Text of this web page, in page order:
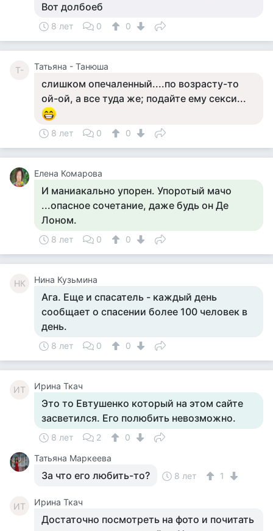
Вот долбоеб
8 лет 0 0
Т- Татьяна - Танюша
слишком опечаленный....по возрасту-то
ой-ой, а все туда же; подайте ему секси...
8 лет 0 0
Елена Комарова
И маниакально упорен. Упоротый мачо
...опасное сочетание, даже будь он Де
Лоном.
8 лет 0 0
НК Нина Кузьмина
Ага. Еще и спасатель - каждый день
сообщает о спасении более 100 человек в
день.
8 лет 0 0
ИТ Ирина Ткач
Это то Евтушенко который на этом сайте
засветился. Его полюбить невозможно.
8 лет 2
0
Татьяна Маркеева
За что его любить-то? 8 лет 1
ИТ Ирина Ткач
Достаточно посмотреть на фото и почитать